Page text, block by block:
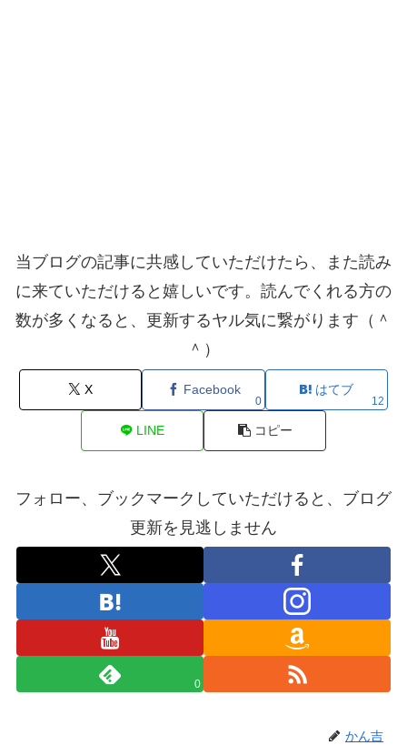
当ブログの記事に共感していただけたら、また読み
に来ていただけると嬉しいです。読んでくれる方の
数が多くなると、更新するヤル気に繋がります（＾
＾）
X Facebook
0
はてブ
12
LINE コピー
フォロー、ブックマークしていただけると、ブログ
更新を見逃しません
0
かん吉